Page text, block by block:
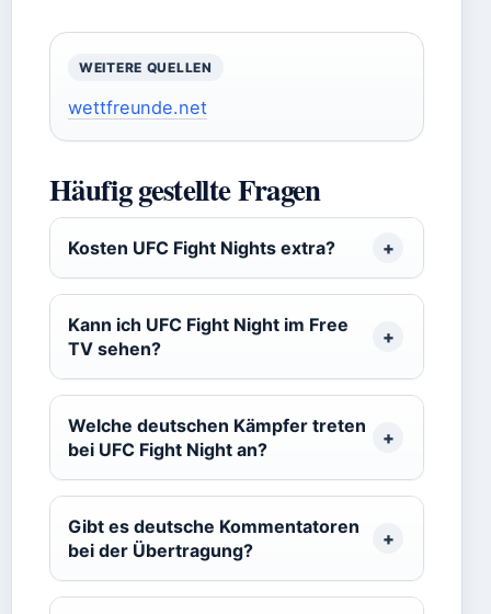
WEITERE QUELLEN
wettfreunde.net
Häufig gestellte Fragen
Kosten UFC Fight Nights extra?
Kann ich UFC Fight Night im Free
TV sehen?
Welche deutschen Kämpfer treten
bei UFC Fight Night an?
Gibt es deutsche Kommentatoren
bei der Übertragung?